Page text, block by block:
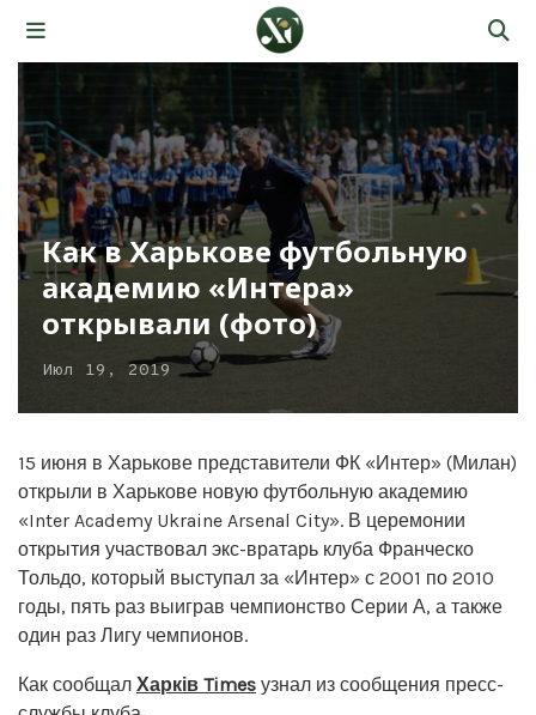
Как в Харькове футбольную
академию «Интера»
открывали (фото)
Июл 19, 2019
15 июня в Харькове представители ФК «Интер» (Милан)
открыли в Харькове новую футбольную академию
«Inter Academy Ukraine Arsenal City». В церемонии
открытия участвовал экс-вратарь клуба Франческо
Тольдо, который выступал за «Интер» с 2001 по 2010
годы, пять раз выиграв чемпионство Серии А, а также
один раз Лигу чемпионов.
Как сообщал Харків Times узнал из сообщения пресс-